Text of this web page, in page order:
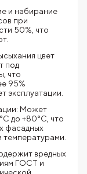
и набирание
при
50%, что
цвет
под
что
95%
эксплуатации.
Может
до +80°C, что
фасадных
вредных
ГОСТ и